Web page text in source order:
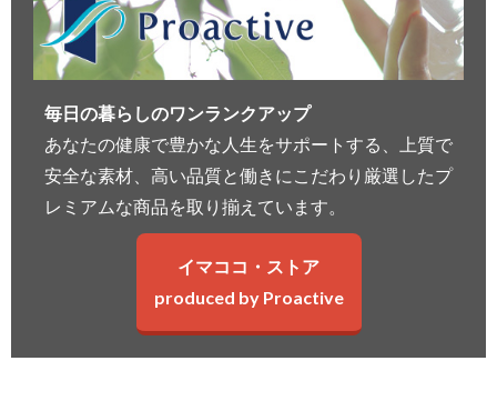
毎日の暮らしのワンランクアップ
あなたの健康で豊かな人生をサポートする、上質で
安全な素材、高い品質と働きにこだわり厳選したプ
レミアムな商品を取り揃えています。
イマココ・ストア
produced by Proactive